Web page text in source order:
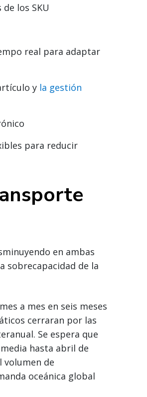
los SKU
real para adaptar
y la gestión
para reducir
en ambas
sobrecapacidad de la
a mes en seis meses
cerraran por las
Se espera que
hasta abril de
volumen de
oceánica global